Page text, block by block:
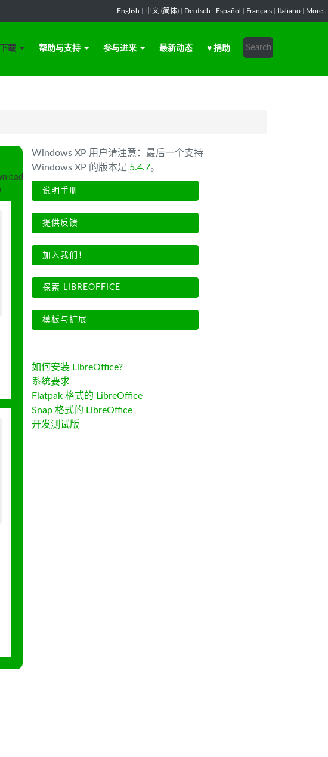
English 中文 (简体) Deutsch Español Français Italiano More...
下载 帮助与支持 参与进来 最新动态 ♥ 捐助
Windows XP 用户请注意：最后一个支持
Windows XP 的版本是 5.4.7。
说明手册
提供反馈
加入我们！
探索 LIBREOFFICE
模板与扩展
如何安装 LibreOffice?
系统要求
Flatpak 格式的 LibreOffice
Snap 格式的 LibreOffice
开发测试版